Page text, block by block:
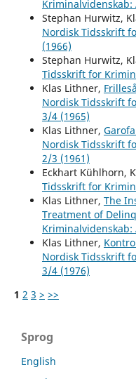
Kriminalvidenskab:
Stephan Hurwitz,
Nordisk Tidsskrift
(1966)
Stephan Hurwitz,
Tidsskrift for
Klas Lithner,
Nordisk Tidsskrift
3/4 (1965)
Klas Lithner,
Nordisk Tidsskrift
2/3 (1961)
Eckhart Kühlhorn,
Tidsskrift for
Klas Lithner, The
Treatment of
Kriminalvidenskab:
Klas Lithner,
Nordisk Tidsskrift
3/4 (1976)
1 2 3 > >>
Sprog
English